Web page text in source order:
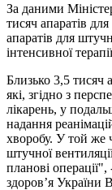
За даними
тисяч апаратів
апаратів для
інтенсивної
Близько 3,5 тисяч
які, згідно з
лікарень, у
надання
хворобу. У той же
штучної
планові
здоров’я України